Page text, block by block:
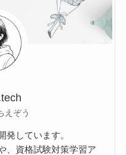
えぞう
発しています。
、資格試験対策学習ア